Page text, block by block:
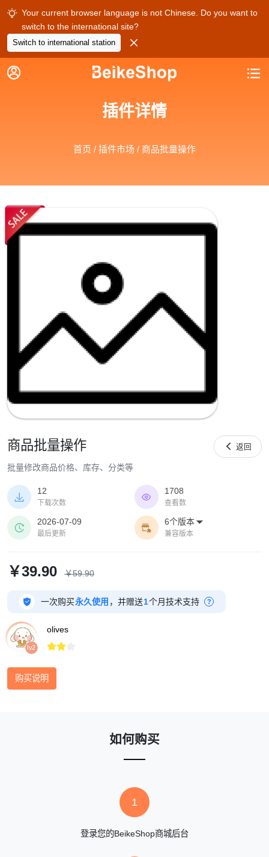
 Your current browser language is not Chinese. Do you want to
switch to the international site?
Switch to international station 
 
插件详情
首页 / 插件市场 / 商品批量操作
商品批量操作
批量修改商品价格、库存、分类等
 返回

12
下载次数

1708
查看数

2026-07-09
最后更新

6个版本 
兼容版本
￥39.90 ￥59.90
 一次购买永久使用 ，并赠送1个月技术支持 ?
lv2
olives

购买说明
如何购买
1
登录您的BeikeShop商城后台